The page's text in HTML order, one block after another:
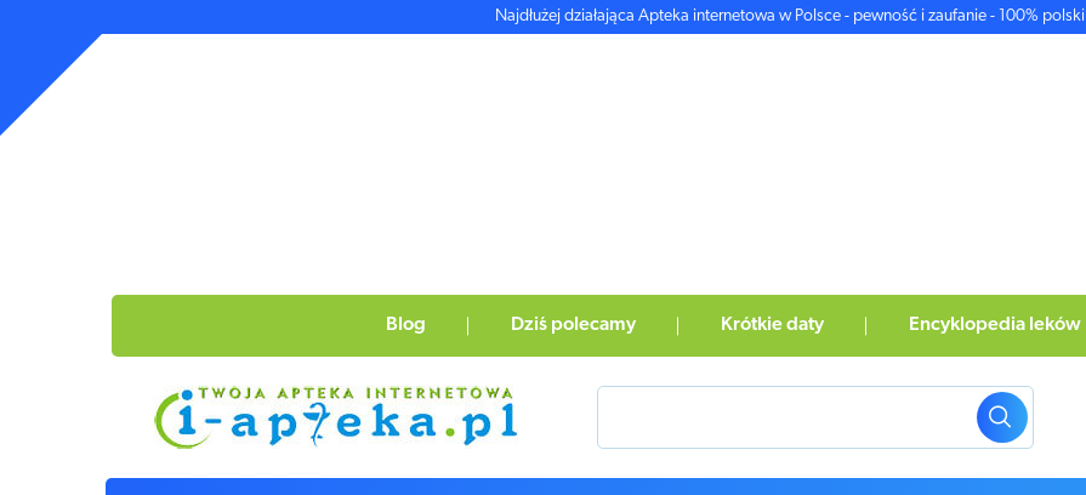
Najdłużej działająca Apteka internetowa w Polsce - pewność i zaufanie - 100% polski
Blog Dziś polecamy Krótkie daty Encyklopedia leków